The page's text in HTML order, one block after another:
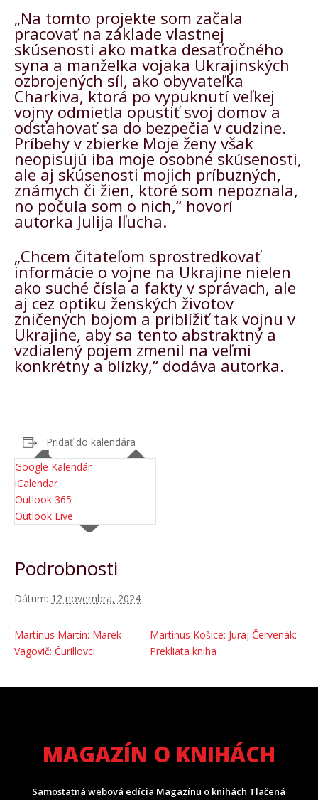
„Na tomto projekte som začala
pracovať na základe vlastnej
skúsenosti ako matka desaťročného
syna a manželka vojaka Ukrajinských
ozbrojených síl, ako obyvateľka
Charkiva, ktorá po vypuknutí veľkej
vojny odmietla opustiť svoj domov a
odsťahovať sa do bezpečia v cudzine.
Príbehy v zbierke Moje ženy však
neopisujú iba moje osobné skúsenosti,
ale aj skúsenosti mojich príbuzných,
známych či žien, ktoré som nepoznala,
no počula som o nich,“ hovorí
autorka Julija Iľucha.
„Chcem čitateľom sprostredkovať
informácie o vojne na Ukrajine nielen
ako suché čísla a fakty v správach, ale
aj cez optiku ženských životov
zničených bojom a priblížiť tak vojnu v
Ukrajine, aby sa tento abstraktný a
vzdialený pojem zmenil na veľmi
konkrétny a blízky,“ dodáva autorka.
Pridať do kalendára
Google Kalendár
iCalendar
Outlook 365
Outlook Live
Podrobnosti
Dátum: 12 novembra, 2024
Martinus Martin: Marek
Vagovič: Čurillovci
Martinus Košice: Juraj Červenák:
Prekliata kniha
MAGAZÍN O KNIHÁCH
Samostatná webová edícia Magazínu o knihách Tlačená